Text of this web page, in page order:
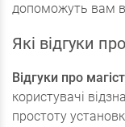
допоможуть вам
Які відгуки
Відгуки про
користувачі
простоту